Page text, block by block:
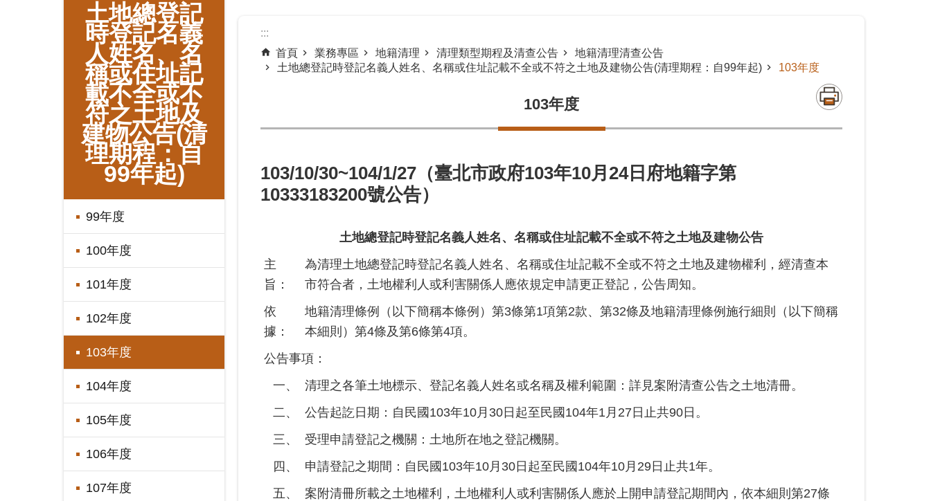
土地總登記
時登記名義
人姓名、名
稱或住址記
載不全或不
符之土地及
建物公告(清
理期程：自
99年起)
99年度
100年度
101年度
102年度
103年度
104年度
105年度
106年度
107年度
:::
首頁
業務專區 地籍清理 清理類型期程及清查公告
地籍清理清查公告
土地總登記時登記名義人姓名、名稱或住址記載不全或不符之土地及建物公告(清理期程：自99年起)
103年度
103年度
103/10/30~104/1/27（臺北市政府103年10月24日府地籍字第
10333183200號公告）
土地總登記時登記名義人姓名、名稱或住址記載不全或不符之土地及建物公告
主
旨：
為清理土地總登記時登記名義人姓名、名稱或住址記載不全或不符之土地及建物權利，經清查本
市符合者，土地權利人或利害關係人應依規定申請更正登記，公告周知。
依
據：
地籍清理條例（以下簡稱本條例）第3條第1項第2款、第32條及地籍清理條例施行細則（以下簡稱
本細則）第4條及第6條第4項。
公告事項：
一、
清理之各筆土地標示、登記名義人姓名或名稱及權利範圍：詳見案附清查公告之土地清冊。
二、
公告起訖日期：自民國103年10月30日起至民國104年1月27日止共90日。
三、
受理申請登記之機關：土地所在地之登記機關。
四、
申請登記之期間：自民國103年10月30日起至民國104年10月29日止共1年。
五、
案附清冊所載之土地權利，土地權利人或利害關係人應於上開申請登記期間內，依本細則第27條